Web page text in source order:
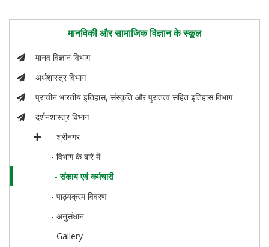
मानविकी और सामाजिक विज्ञान के स्कूल
मानव विज्ञान विभाग
अर्थशास्त्र विभाग
प्राचीन भारतीय इतिहास, संस्कृति और पुरातत्व सहित इतिहास विभाग
दर्शनशास्त्र विभाग
- श्रीनगर
- विभाग के बारे में
- संकाय एवं कर्मचारी
- पाठ्यक्रम विवरण
- अनुसंधान
- Gallery